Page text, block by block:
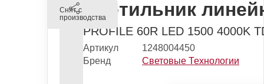
Снят с
производстваСветильник
PROFILE 60R LED 1500 4000K
Артикул
1248004450
Бренд
Световые Технологии